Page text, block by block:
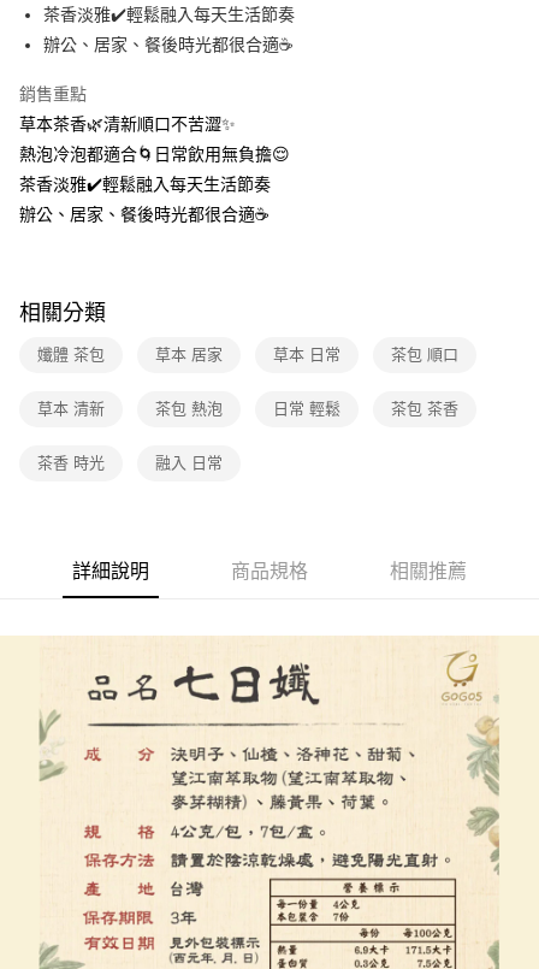
常溫-付款後全家取貨
茶香淡雅✔️輕鬆融入每天生活節奏
辦公、居家、餐後時光都很合適☕
銷售重點
草本茶香🌿清新順口不苦澀✨
熱泡冷泡都適合🌀日常飲用無負擔😌
茶香淡雅✔️輕鬆融入每天生活節奏
辦公、居家、餐後時光都很合適☕
相關分類
孅體 茶包 草本 居家 草本 日常 茶包 順口
草本 清新 茶包 熱泡 日常 輕鬆 茶包 茶香
茶香 時光 融入 日常
詳細說明 商品規格 相關推薦